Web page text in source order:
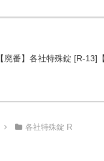
【廃番】各社特殊錠 [R-13]
各社特殊錠 R